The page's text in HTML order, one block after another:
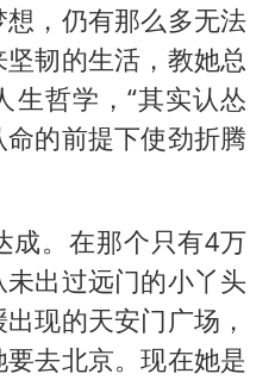
，仍有那么多无法
韧的生活，教她总
生哲学，“其实认怂
的前提下使劲折腾
成。在那个只有4万
出过远门的小丫头
现的天安门广场，
去北京。现在她是